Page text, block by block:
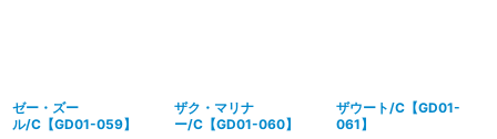
ゼー・ズー
ル/C【GD01-059】
ザク・マリナ
ー/C【GD01-060】
ザウート/C【GD01-
061】